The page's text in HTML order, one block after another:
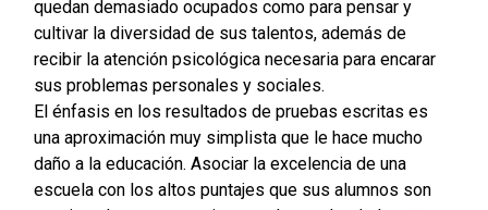
quedan demasiado ocupados como para pensar y
cultivar la diversidad de sus talentos, además de
recibir la atención psicológica necesaria para encarar
sus problemas personales y sociales.
El énfasis en los resultados de pruebas escritas es
una aproximación muy simplista que le hace mucho
daño a la educación. Asociar la excelencia de una
escuela con los altos puntajes que sus alumnos son